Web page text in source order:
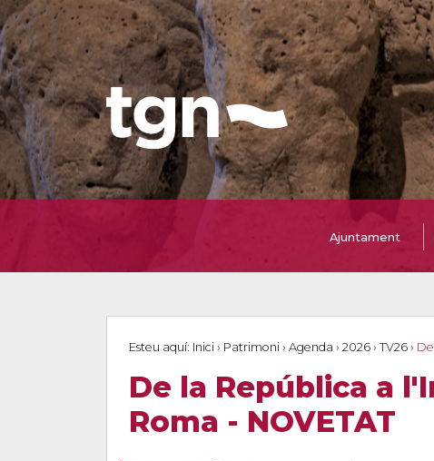
Ajuntament
Esteu aquí: Inici › Patrimoni › Agenda › 2026 › TV26 ›
De la República a
Roma - NOVETAT